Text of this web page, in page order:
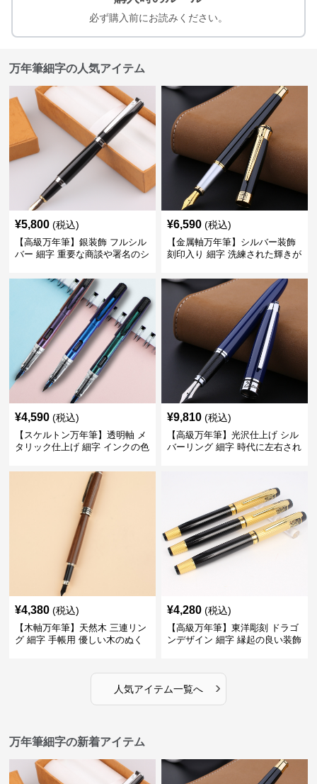
必ず購入前にお読みください。
万年筆細字の人気アイテム
¥5,800 (税込)
【高級万年筆】銀装飾 フルシル
バー 細字 重要な商談や署名のシ
てくれる
¥6,590 (税込)
【金属軸万年筆】シルバー装飾
刻印入り 細字 洗練された輝きが
¥4,590 (税込)
【スケルトン万年筆】透明軸 メ
タリック仕上げ 細字 インクの色
する
¥9,810 (税込)
【高級万年筆】光沢仕上げ シル
バーリング 細字 時代に左右され
¥4,380 (税込)
【木軸万年筆】天然木 三連リン
グ 細字 手帳用 優しい木のぬく
¥4,280 (税込)
【高級万年筆】東洋彫刻 ドラゴ
ンデザイン 細字 縁起の良い装飾
人気アイテム一覧へ ›
万年筆細字の新着アイテム